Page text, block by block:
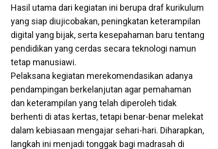
Hasil utama dari kegiatan ini berupa draf kurikulum
yang siap diujicobakan, peningkatan keterampilan
digital yang bijak, serta kesepahaman baru tentang
pendidikan yang cerdas secara teknologi namun
tetap manusiawi.
Pelaksana kegiatan merekomendasikan adanya
pendampingan berkelanjutan agar pemahaman
dan keterampilan yang telah diperoleh tidak
berhenti di atas kertas, tetapi benar-benar melekat
dalam kebiasaan mengajar sehari-hari. Diharapkan,
langkah ini menjadi tonggak bagi madrasah di